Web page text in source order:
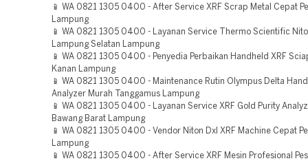
📱 WA 0821 1305 0400 - After Service XRF Scrap Metal Cepat
Lampung
📱 WA 0821 1305 0400 - Layanan Service Thermo Scientific
Lampung Selatan Lampung
📱 WA 0821 1305 0400 - Penyedia Perbaikan Handheld XRF
Kanan Lampung
📱 WA 0821 1305 0400 - Maintenance Rutin Olympus Delta
Analyzer Murah Tanggamus Lampung
📱 WA 0821 1305 0400 - Layanan Service XRF Gold Purity
Bawang Barat Lampung
📱 WA 0821 1305 0400 - Vendor Niton Dxl XRF Machine Cepat
Lampung
📱 WA 0821 1305 0400 - After Service XRF Mesin Profesional